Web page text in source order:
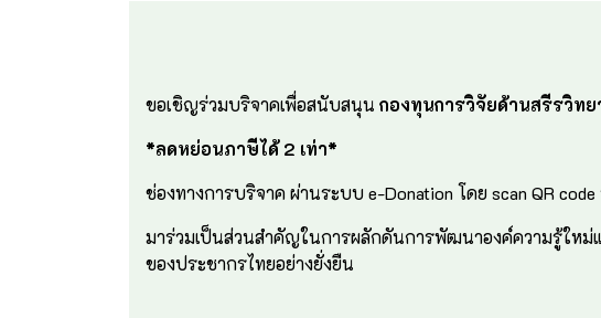
ขอเชิญร่วมบริจาคเพื่อสนับสนุน กองทุนการวิจัยด้านสรีรวิทย
*ลดหย่อนภาษีได้ 2 เท่า*
ช่องทางการบริจาค ผ่านระบบ e-Donation โดย scan QR
มาร่วมเป็นส่วนสำคัญในการผลักดันการพัฒนาองค์ความรู้ให
ของประชากรไทยอย่างยั่งยืน